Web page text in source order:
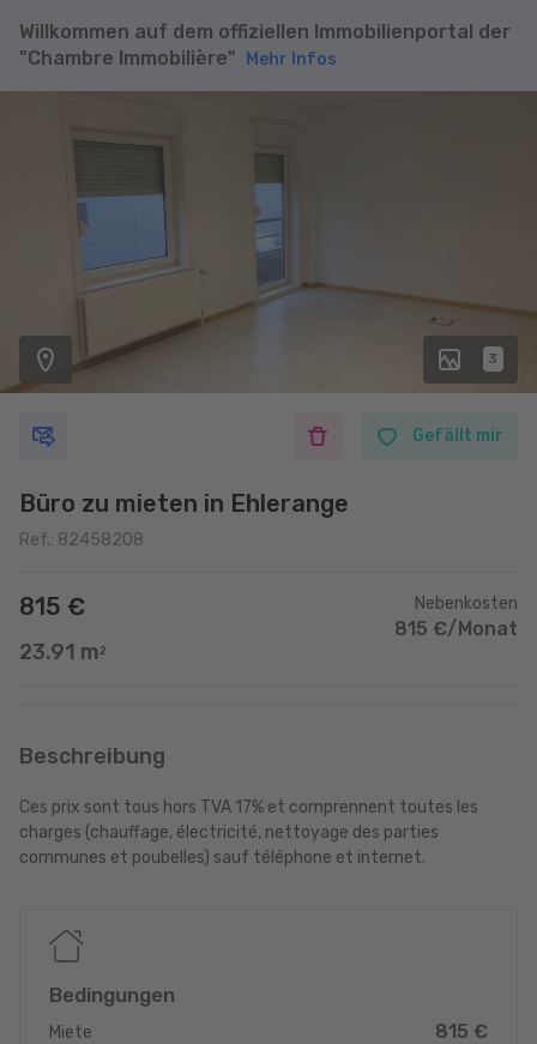
Willkommen auf dem offiziellen Immobilienportal der
"Chambre Immobilière"
Mehr Infos
3
Gefällt mir
Büro zu mieten in Ehlerange
Ref.: 82458208
815 €
23.91 m 2
Nebenkosten
815 €/Monat
Beschreibung
Ces prix sont tous hors TVA 17% et comprennent toutes les
charges (chauffage, électricité, nettoyage des parties
communes et poubelles) sauf téléphone et internet.
Bedingungen
Miete 815 €